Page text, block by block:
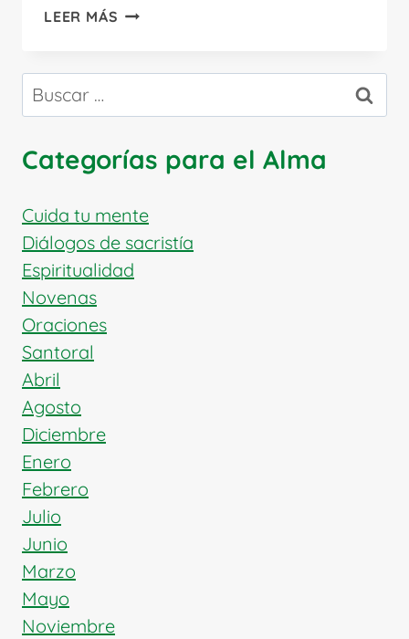
LEER MÁS LA
LA
MARÍA:
ELEVADA
CUERPO
Y
ALMA
AL
Buscar:
Categorías para el Alma
Cuida tu mente
Diálogos de sacristía
Espiritualidad
Novenas
Oraciones
Santoral
Abril
Agosto
Diciembre
Enero
Febrero
Julio
Junio
Marzo
Mayo
Noviembre